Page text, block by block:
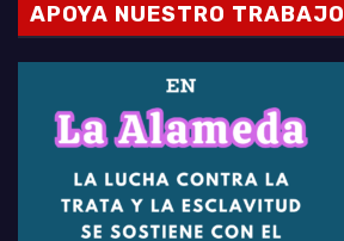
APOYA NUESTRO TRABAJO